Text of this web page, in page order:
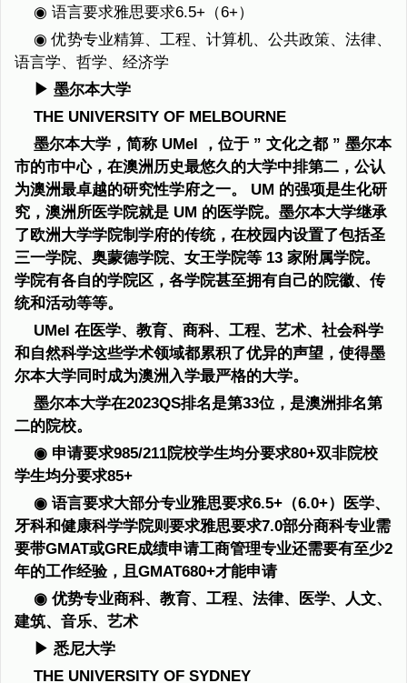
◉ 语言要求雅思要求6.5+（6+）
◉ 优势专业精算、工程、计算机、公共政策、法律、
语言学、哲学、经济学
▶ 墨尔本大学
THE UNIVERSITY OF MELBOURNE
墨尔本大学，简称 UMel ，位于 ” 文化之都 ” 墨尔本
市的市中心，在澳洲历史最悠久的大学中排第二，公认
为澳洲最卓越的研究性学府之一。 UM 的强项是生化研
究，澳洲所医学院就是 UM 的医学院。墨尔本大学继承
了欧洲大学学院制学府的传统，在校园内设置了包括圣
三一学院、奥蒙德学院、女王学院等 13 家附属学院。
学院有各自的学院区，各学院甚至拥有自己的院徽、传
统和活动等等。
UMel 在医学、教育、商科、工程、艺术、社会科学
和自然科学这些学术领域都累积了优异的声望，使得墨
尔本大学同时成为澳洲入学最严格的大学。
墨尔本大学在2023QS排名是第33位，是澳洲排名第
二的院校。
◉ 申请要求985/211院校学生均分要求80+双非院校
学生均分要求85+
◉ 语言要求大部分专业雅思要求6.5+（6.0+）医学、
牙科和健康科学学院则要求雅思要求7.0部分商科专业需
要带GMAT或GRE成绩申请工商管理专业还需要有至少2
年的工作经验，且GMAT680+才能申请
◉ 优势专业商科、教育、工程、法律、医学、人文、
建筑、音乐、艺术
▶ 悉尼大学
THE UNIVERSITY OF SYDNEY